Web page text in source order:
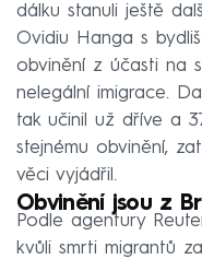
dálku stanuli ještě
Ovidiu Hanga s
obvinění z účasti na
nelegální imigrace.
tak učinil už dříve a
stejnému obvinění,
věci vyjádřil.
Obvinění jsou z
Podle agentury
kvůli smrti migrantů